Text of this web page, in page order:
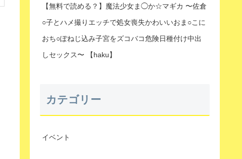
【無料で読める？】魔法少女ま◯か☆マギカ 〜佐倉
○子とハメ撮りエッチで処女喪失かわいいおま○こに
おち○ぽねじ込み子宮をズコバコ危険日種付け中出
しセックス〜 【haku】
カテゴリー
イベント